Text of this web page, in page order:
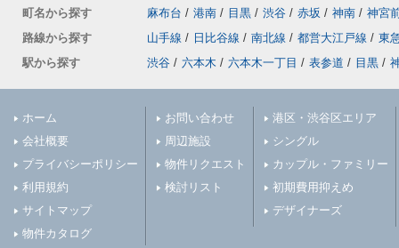
町名から探す
麻布台 / 港南 / 目黒 / 渋谷 / 赤坂 / 神南 / 神宮
路線から探す
山手線 / 日比谷線 / 南北線 / 都営大江戸線 / 東
駅から探す
渋谷 / 六本木 / 六本木一丁目 / 表参道 / 目黒 /
ホーム
会社概要
プライバシーポリシー
利用規約
サイトマップ
物件カタログ
お問い合わせ
周辺施設
物件リクエスト
検討リスト
港区・渋谷区エリア
シングル
カップル・ファミリー
初期費用抑えめ
デザイナーズ